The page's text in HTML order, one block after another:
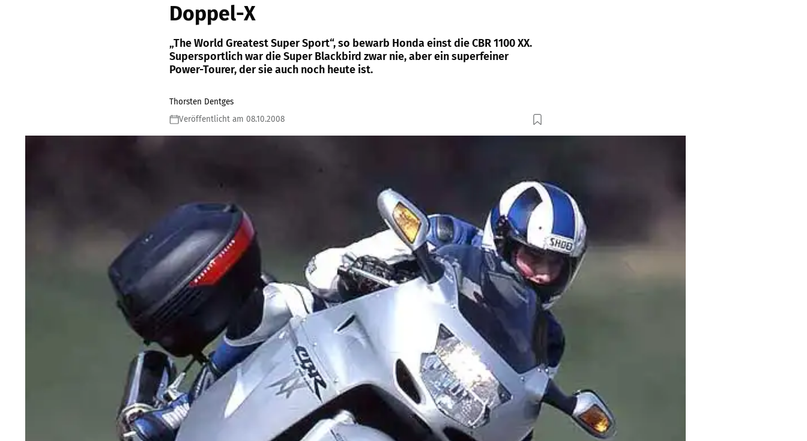
Doppel-X
„The World Greatest Super Sport“, so bewarb Honda einst die CBR 1100 XX.
Supersportlich war die Super Blackbird zwar nie, aber ein superfeiner
Power-Tourer, der sie auch noch heute ist.
Thorsten Dentges
Veröffentlicht am 08.10.2008